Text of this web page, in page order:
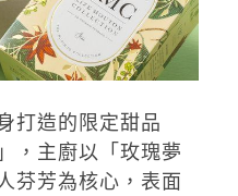
打造的限定甜品
，主廚以「玫瑰夢
芬芳為核心，表面